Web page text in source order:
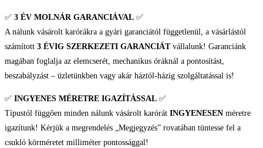
200
mennyiség
✅ 3 ÉV MOLNÁR GARANCIÁVAL ✅
A nálunk vásárolt karórákra a gyári garanciától függetlenül, a vásárlástól
számított 3 ÉVIG SZERKEZETI GARANCIÁTvállalunk! Garanciánk
magában foglalja az elemcserét, mechanikus óráknál a pontosítást,
beszabályzást – üzletünkben vagy akár háztól-házig szolgáltatással is!
✅ INGYENES MÉRETRE IGAZÍTÁSSAL ✅
Típustól függően minden nálunk vásárolt karórát INGYENESEN méretre
igazítunk! Kérjük a megrendelés „Megjegyzés” rovatában tüntesse fel a
csukló körméretet milliméter pontossággal!